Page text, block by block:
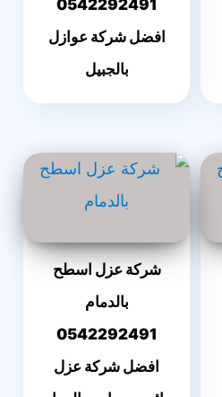
0542292491
افضل شركة عوازل
بالجبيل
شركة عزل اسطح
بالدمام
0542292491
افضل شركة عزل